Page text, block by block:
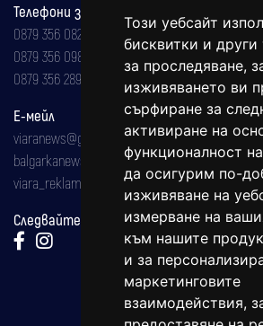
Този уебсайт
бисквитки и други
за проследяване,
изживяването ви
сърфиране за
активиране на
функционалност
да осигурим по-
изживяване на
измерване на
към нашите
и за
маркетинговите
взаимодействия,
Телефони за реклама и абонаменти
0879 356 082
0879 356 098
0879 356 289
Е-мейл
viaranews@gmail.com
balgarkanews@gmail.com
viara_reklama@mail.bg
Следвайте ни: